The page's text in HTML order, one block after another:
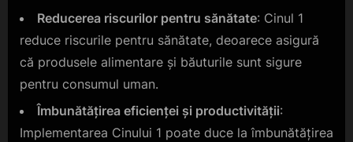
Reducerea riscurilor pentru sănătate: Cinul 1
reduce riscurile pentru sănătate, deoarece asigură
că produsele alimentare și băuturile sunt sigure
pentru consumul uman.
Îmbunătățirea eficienței și productivității:
Implementarea Cinului 1 poate duce la îmbunătățirea